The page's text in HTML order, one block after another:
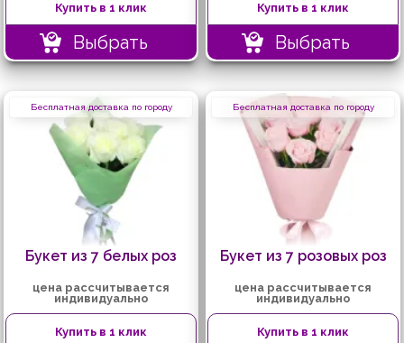
Купить в 1 клик
Выбрать
Купить в 1 клик
Выбрать
Бесплатная доставка по городу
Букет из 7 белых роз
цена рассчитывается
индивидуально
Купить в 1 клик
Бесплатная доставка по городу
Букет из 7 розовых роз
цена рассчитывается
индивидуально
Купить в 1 клик